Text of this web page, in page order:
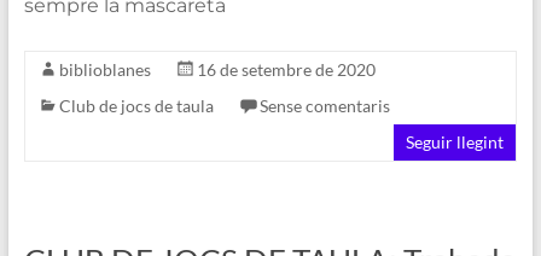
sempre la mascareta
biblioblanes
16 de setembre de 2020
Club de jocs de taula
Sense comentaris
Seguir llegint